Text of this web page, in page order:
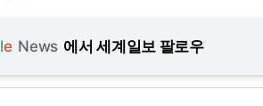
le News 에서 세계일보 팔로우